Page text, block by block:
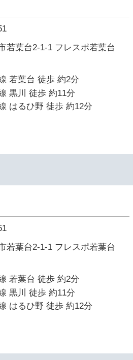
若葉台2-1-1 フレスポ若葉台
若葉台 徒歩 約2分
黒川 徒歩 約11分
はるひ野 徒歩 約12分
若葉台2-1-1 フレスポ若葉台
若葉台 徒歩 約2分
黒川 徒歩 約11分
はるひ野 徒歩 約12分